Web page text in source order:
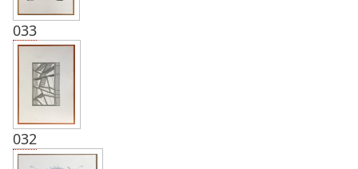
033
032